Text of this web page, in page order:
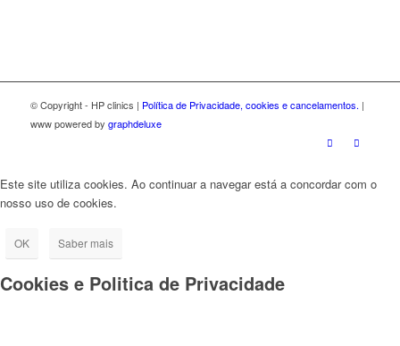
© Copyright - HP clinics | Política de Privacidade, cookies e cancelamentos. |
www powered by graphdeluxe
Este site utiliza cookies. Ao continuar a navegar está a concordar com o
nosso uso de cookies.
OK Saber mais
Cookies e Politica de Privacidade